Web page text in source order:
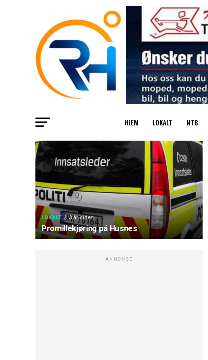
HJEM LOKALT NTB
LOKALT 3 år siden
Promillekjøring på Husnes
ANNONSE